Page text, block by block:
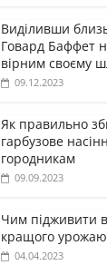
Виділивши
Говард Баффет
вірним своєму
09.12.2023
Як правильно
гарбузове
городникам
09.09.2023
Чим підживити
кращого
04.04.2023